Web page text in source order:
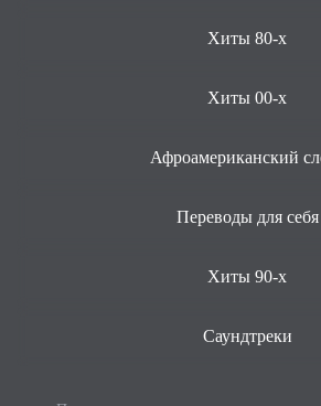
Хиты 80-х
Хиты 00-х
Афроамериканский
Переводы для себя
Хиты 90-х
Саундтреки